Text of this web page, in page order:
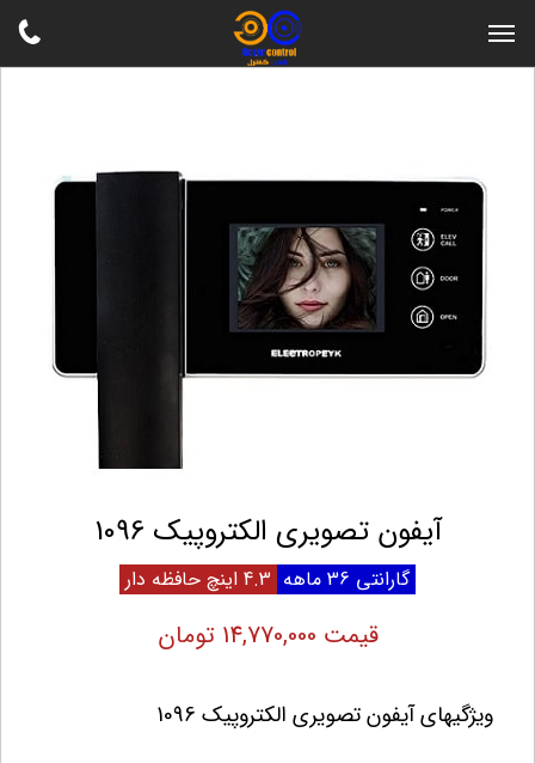
آیفون تصویری الکتروپیک 1096
گارانتی 36 ماهه حافظه دار
قیمت 14,770,000 تومان
ویژگیهای آیفون تصویری الکتروپیک 1096